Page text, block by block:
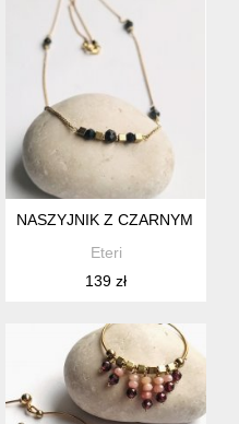
NASZYJNIK Z CZARNYM
Eteri
139 zł